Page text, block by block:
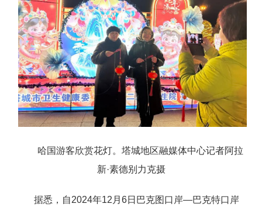
哈国游客欣赏花灯。塔城地区融媒体中心记者阿拉
新·素德别力克摄
据悉， 自2024年12月6日巴克图口 岸—巴克特口岸